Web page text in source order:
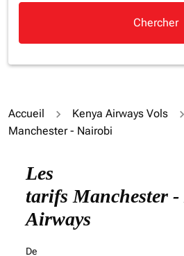
Chercher
Accueil Kenya Airways Vols
Manchester - Nairobi
Les
tarifs Manchester
Airways
De